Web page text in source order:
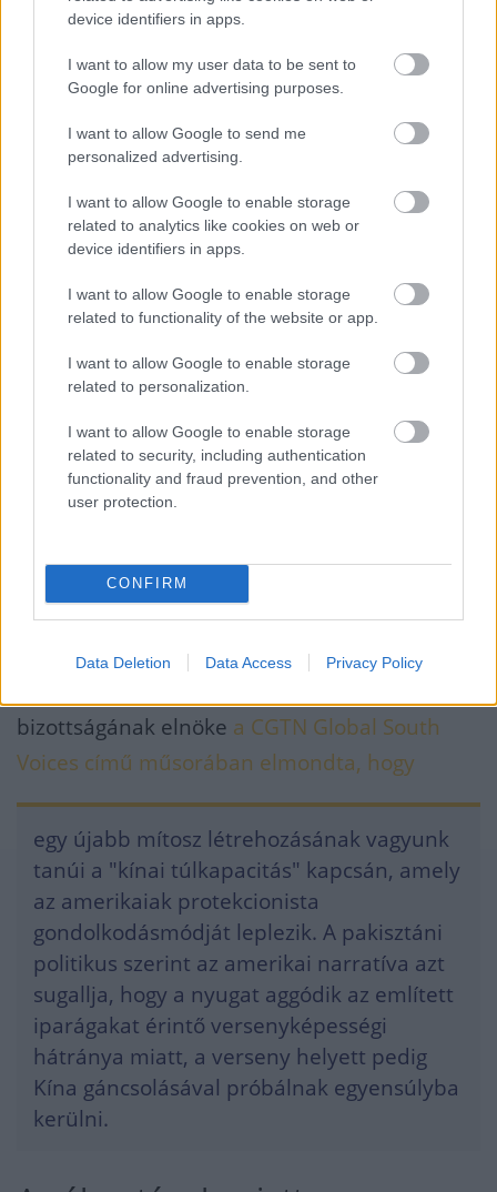
device identifiers in apps.
I want to allow my user data to be sent to
Google for online advertising purposes.
I want to allow Google to send me
personalized advertising.
I want to allow Google to enable storage
related to analytics like cookies on web or
device identifiers in apps.
I want to allow Google to enable storage
related to functionality of the website or app.
I want to allow Google to enable storage
related to personalization.
I want to allow Google to enable storage
related to security, including authentication
functionality and fraud prevention, and other
user protection.
CONFIRM
Data Deletion Data Access Privacy Policy
Az amerikai pénzügyminiszter, Janet Yellen
nemrég a kínai ipari kapacitásának
növelésével kapcsolatban fejezte ki
Washington aggodalmát.
„A kínai túlkapacitás torzítja a globális
árakat és termelési mintákat, és árt az
amerikai cégeknek és munkavállalóknak,
valamint a cégeknek és munkavállalóknak
szerte a világon”
– jelentette ki Yellen.
Az amerikai politikus különösen aggasztónak
járművek (EV), a lítium-ion akkumulátorok és a
napelemek gyártása területén tett szert Kína.
A vádakkal kapcsolatban Mushahid Hussain
bizottságának elnöke a CGTN Global South
Voices című műsorában elmondta, hogy
egy újabb mítosz létrehozásának vagyunk
tanúi a "kínai túlkapacitás" kapcsán, amely
az amerikaiak protekcionista
gondolkodásmódját leplezik. A pakisztáni
politikus szerint az amerikai narratíva azt
sugallja, hogy a nyugat aggódik az említett
iparágakat érintő versenyképességi
hátránya miatt, a verseny helyett pedig
Kína gáncsolásával próbálnak egyensúlyba
kerülni.